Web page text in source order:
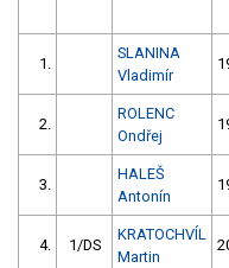
1.
SLANINA
Vladimír
2.
ROLENC
Ondřej
3.
HALEŠ
Antonín
4. 1/DS
KRATOCHVÍL
Martin